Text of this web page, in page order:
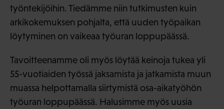
työntekijöihin. Tiedämme niin tutkimusten kuin
arkikokemuksen pohjalta, että uuden työpaikan
löytyminen on vaikeaa työuran loppupäässä.
Tavoitteenamme oli myös löytää keinoja tukea yli
55-vuotiaiden työssä jaksamista ja jatkamista muun
muassa helpottamalla siirtymistä osa-aikatyöhön
työuran loppupäässä. Halusimme myös uusia